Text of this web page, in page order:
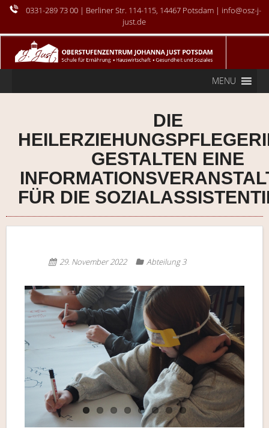
0331-289 73 00 | Berliner Str. 114-115, 14467 Potsdam | info@osz-j-
just.de
MENU
DIE
GESTALTEN EINE
FÜR DIE
29. November 2022 Abteilung 3